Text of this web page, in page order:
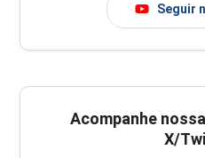
Seguir
Acompanhe
X/